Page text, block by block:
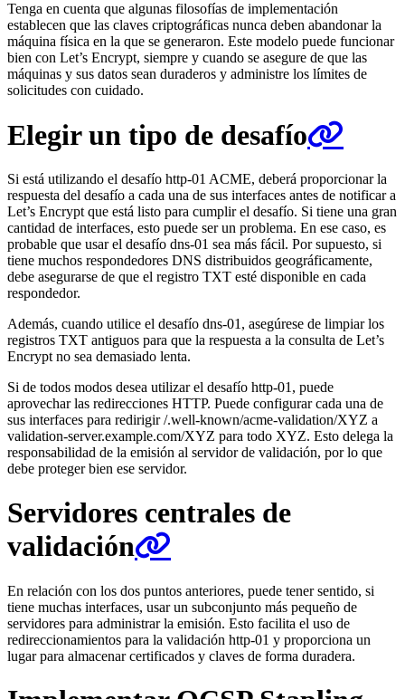
Tenga en cuenta que algunas filosofías de implementación
establecen que las claves criptográficas nunca deben abandonar la
máquina física en la que se generaron. Este modelo puede funcionar
bien con Let’s Encrypt, siempre y cuando se asegure de que las
máquinas y sus datos sean duraderos y administre los límites de
solicitudes con cuidado.
Elegir un tipo de desafío
Si está utilizando el desafío http-01 ACME, deberá proporcionar la
respuesta del desafío a cada una de sus interfaces antes de notificar a
Let’s Encrypt que está listo para cumplir el desafío. Si tiene una gran
cantidad de interfaces, esto puede ser un problema. En ese caso, es
probable que usar el desafío dns-01 sea más fácil. Por supuesto, si
tiene muchos respondedores DNS distribuidos geográficamente,
debe asegurarse de que el registro TXT esté disponible en cada
respondedor.
Además, cuando utilice el desafío dns-01, asegúrese de limpiar los
registros TXT antiguos para que la respuesta a la consulta de Let’s
Encrypt no sea demasiado lenta.
Si de todos modos desea utilizar el desafío http-01, puede
aprovechar las redirecciones HTTP. Puede configurar cada una de
sus interfaces para redirigir /.well-known/acme-validation/XYZ a
validation-server.example.com/XYZ para todo XYZ. Esto delega la
responsabilidad de la emisión al servidor de validación, por lo que
debe proteger bien ese servidor.
Servidores centrales de
validación
En relación con los dos puntos anteriores, puede tener sentido, si
tiene muchas interfaces, usar un subconjunto más pequeño de
servidores para administrar la emisión. Esto facilita el uso de
redireccionamientos para la validación http-01 y proporciona un
lugar para almacenar certificados y claves de forma duradera.